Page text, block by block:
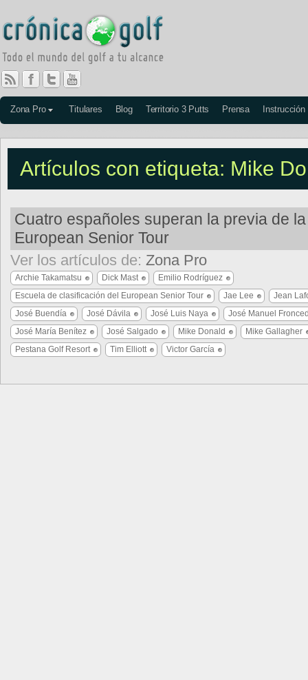
Zona Pro Titulares Blog Territorio 3 Putts Prensa Instrucción
Artículos con etiqueta: Mike
Cuatro españoles superan la previa de
European Senior Tour
Ver los artículos de: Zona Pro
Archie Takamatsu Dick Mast
Emilio Rodríguez
Escuela de clasificación del European Senior Tour
Jae Lee
Jean
José Buendía
José Dávila José Luis Naya
José Manuel
José María Benítez
José Salgado Mike Donald
Mike Gallagher
Pestana Golf Resort
Tim Elliott Victor García